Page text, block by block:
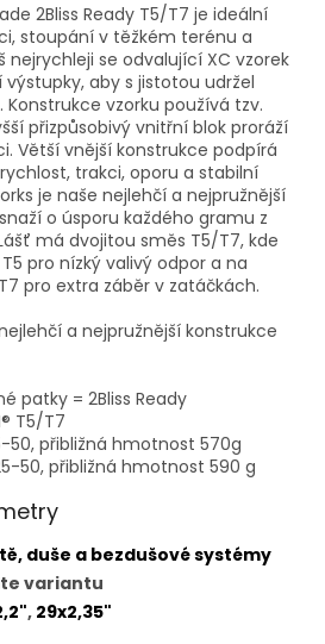
2Bliss Ready T5/T7 je ideální
stoupání v těžkém terénu a
nejrychleji se odvalující XC vzorek
aby s jistotou udržel
vzorku používá tzv.
přizpůsobivý vnitřní blok proráží
Větší vnější konstrukce podpírá
trakci, oporu a stabilní
je naše nejlehčí a nejpružnější
o úsporu každého gramu z
má dvojitou směs T5/T7, kde
pro nízký valivý odpor a na
pro extra záběr v zatáčkách.
nejlehčí a nejpružnější konstrukce
patky = 2Bliss Ready
T5/T7
50, přibližná hmotnost 570g
50, přibližná hmotnost 590 g
duše a bezdušové systémy
variantu
, 29x2,35"